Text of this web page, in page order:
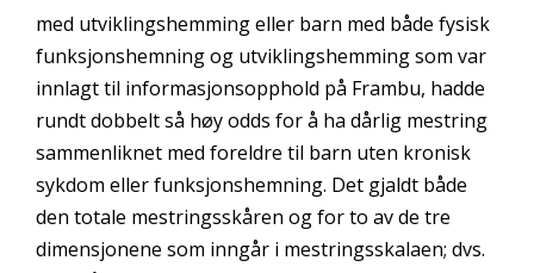
med utviklingshemming eller barn med både fysisk
funksjonshemning og utviklingshemming som var
innlagt til informasjonsopphold på Frambu, hadde
rundt dobbelt så høy odds for å ha dårlig mestring
sammenliknet med foreldre til barn uten kronisk
sykdom eller funksjonshemning. Det gjaldt både
den totale mestringsskåren og for to av de tre
dimensjonene som inngår i mestringsskalaen; dvs.